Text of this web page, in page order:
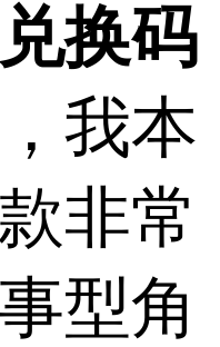
换码
，我本
非常
型角